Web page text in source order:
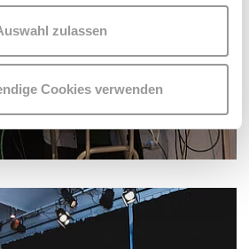
zulassen
Cookies verwenden